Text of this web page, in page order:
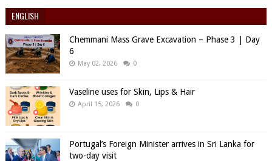
ENGLISH
Chemmani Mass Grave Excavation – Phase 3 | Day
6
May 02, 2026 0
Vaseline uses for Skin, Lips & Hair
April 15, 2026 0
Portugal’s Foreign Minister arrives in Sri Lanka for
two-day visit